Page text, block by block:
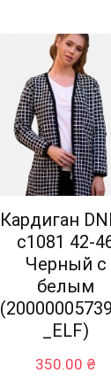
Кардиган
с1081 42-
Черный с
белым
_ELF)
350.00 ₴